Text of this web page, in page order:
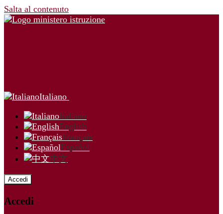
Salta al contenuto
Italiano
Italiano
English
Français
Español
中文
Accedi
Accedi